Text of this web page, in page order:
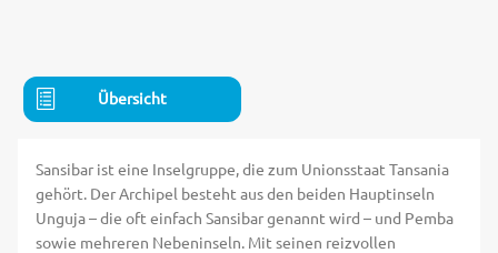
Übersicht
Sansibar ist eine Inselgruppe, die zum Unionsstaat Tansania
gehört. Der Archipel besteht aus den beiden Hauptinseln
Unguja – die oft einfach Sansibar genannt wird – und Pemba
sowie mehreren Nebeninseln. Mit seinen reizvollen